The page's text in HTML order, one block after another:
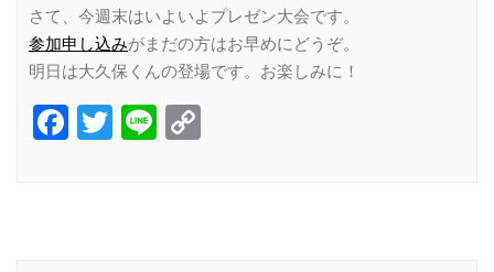
さて、今週末はいよいよプレゼン大会です。
参加申し込みがまだの方はお早めにどうぞ。
明日は大久保くんの登場です。お楽しみに！
Facebook
Twitter
Line